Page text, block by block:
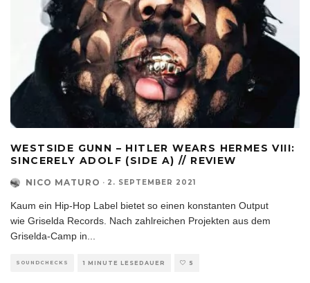
WESTSIDE GUNN – HITLER WEARS HERMES VIII:
SINCERELY ADOLF (SIDE A) // REVIEW
NICO MATURO · 2. SEPTEMBER 2021
Kaum ein Hip-Hop Label bietet so einen konstanten Output
wie Griselda Records. Nach zahlreichen Projekten aus dem
Griselda-Camp in...
SOUNDCHECKS 1 MINUTE LESEDAUER 5